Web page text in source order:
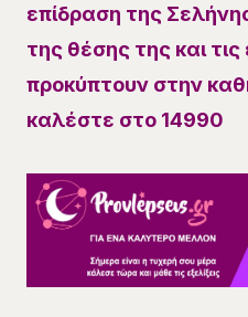
επίδραση της
της θέσης της και
προκύπτουν στην
καλέστε στο 14990